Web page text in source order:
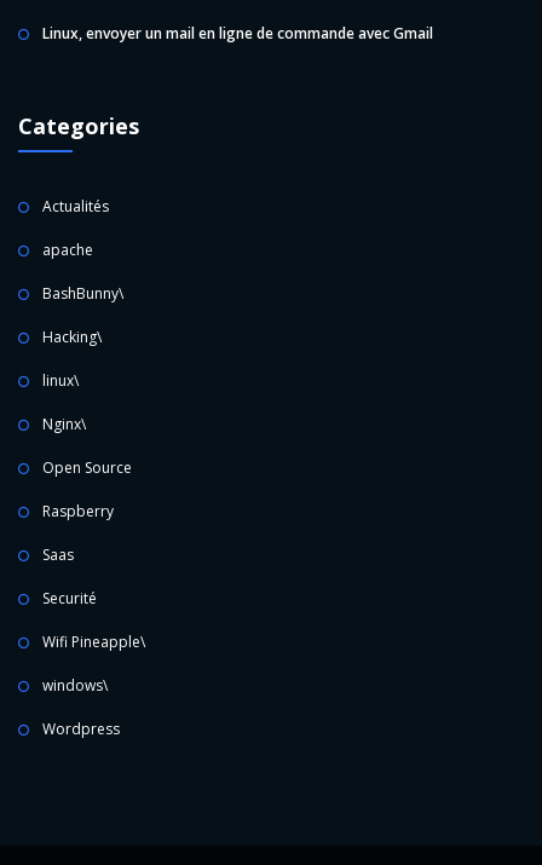
Linux, envoyer un mail en ligne de commande avec Gmail
Categories
Actualités
apache
BashBunny\
Hacking\
linux\
Nginx\
Open Source
Raspberry
Saas
Securité
Wifi Pineapple\
windows\
Wordpress